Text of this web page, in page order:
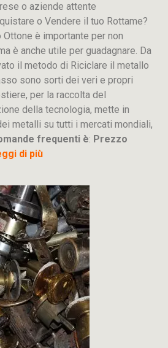
o aziende attente
o Vendere il tuo Rottame?
è importante per non
è anche utile per guadagnare. Da
il metodo di Riciclare il metallo
sono sorti dei veri e propri
per la raccolta del
della tecnologia, mette in
metalli su tutti i mercati mondiali,
frequenti è: Prezzo
di più